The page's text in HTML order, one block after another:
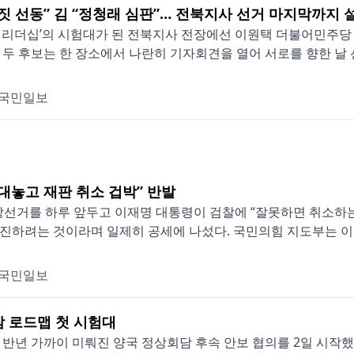
선동” 김 “정청래 심판”… 전북지사 선거 마지막까지
리더십’의 시험대가 된 전북지사 전장에선 이원택 더불어민주
후보는 한 장소에서 나란히 기자회견을 열어 서로를 향한 날
민일보
놓고 재판 취소 겁박” 반발
선거를 하루 앞두고 이재명 대통령이 검찰에 “잘못하면 취소하
하려는 것이라며 일제히 공세에 나섰다. 국민의힘 지도부는 이
민일보
로드맵 첫 시험대
반년 가까이 미뤄진 양국 정상회담 후속 안보 협의를 2일 시작